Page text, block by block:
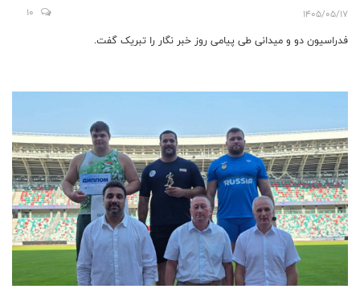
1405/05/17
10
فدراسیون دو و میدانی طی پیامی روز خبر نگار را تبریک گفت.